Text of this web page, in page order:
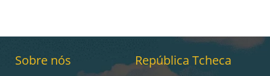
Sobre nós República Tcheca